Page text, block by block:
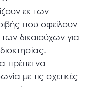
εκ των
που οφείλουν
δικαιούχων για
πρέπει να
με τις σχετικές